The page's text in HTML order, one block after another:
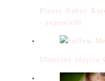
Plener ślubny
- zapowiedź
Ulubione zdjęcia